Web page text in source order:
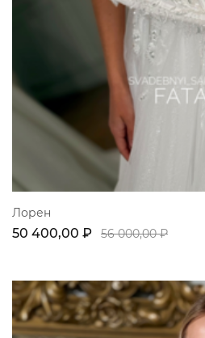
Лорен
50 400,00 ₽ 56 000,00 ₽